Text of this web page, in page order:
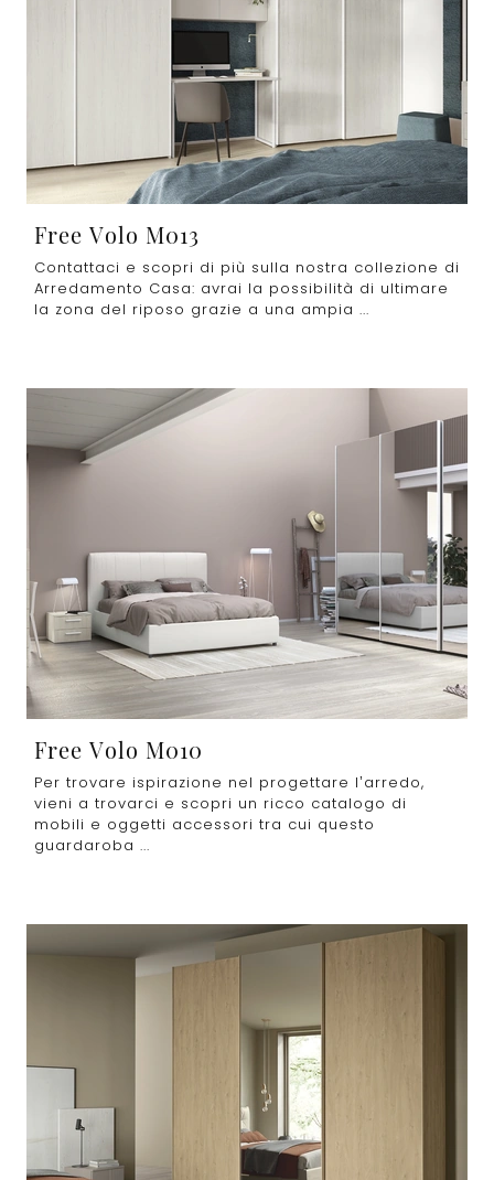
Free Volo M013
Contattaci e scopri di più sulla nostra collezione di
Arredamento Casa: avrai la possibilità di ultimare
la zona del riposo grazie a una ampia ...
Free Volo M010
Per trovare ispirazione nel progettare l’arredo,
vieni a trovarci e scopri un ricco catalogo di
mobili e oggetti accessori tra cui questo
guardaroba ...